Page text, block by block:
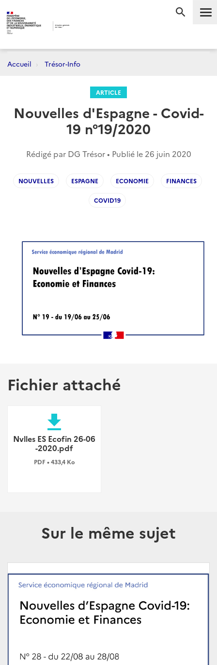
Accueil Trésor-Info
ARTICLE
Nouvelles d'Espagne - Covid-
19 n°19/2020
Rédigé par DG Trésor • Publié le 26 juin 2020
NOUVELLES ESPAGNE ECONOMIE FINANCES
COVID19
Fichier attaché
file_download
Nvlles ES Ecofin 26-06
-2020.pdf
PDF • 433,4 Ko
Sur le même sujet